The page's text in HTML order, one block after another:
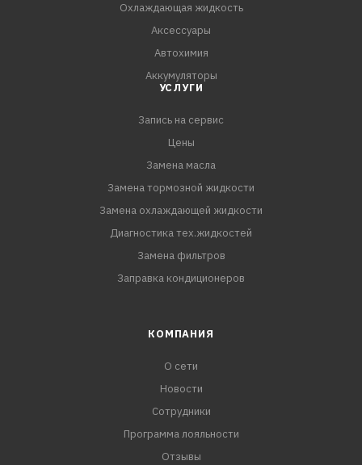
Охлаждающая жидкость
Аксессуары
Автохимия
Аккумуляторы
УСЛУГИ
Запись на сервис
Цены
Замена масла
Замена тормозной жидкости
Замена охлаждающей жидкости
Диагностика тех.жидкостей
Замена фильтров
Заправка кондиционеров
КОМПАНИЯ
О сети
Новости
Сотрудники
Программа лояльности
Отзывы